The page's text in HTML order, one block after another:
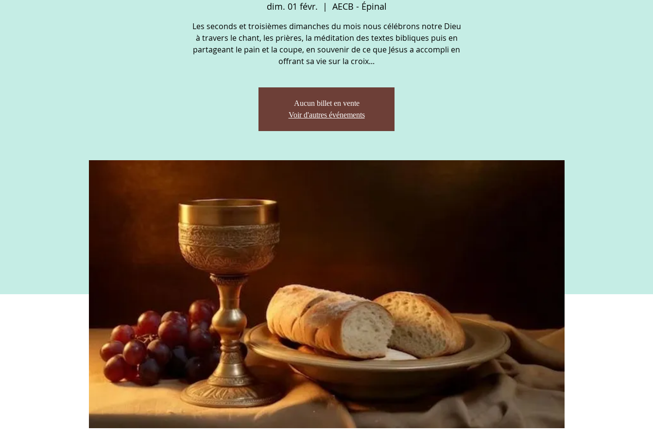
dim. 01 févr.
  |
AECB - Épinal
Les seconds et troisièmes dimanches du mois nous célébrons notre Dieu
à travers le chant, les prières, la méditation des textes bibliques puis en
partageant le pain et la coupe, en souvenir de ce que Jésus a accompli en
offrant sa vie sur la croix...
Aucun billet en vente
Voir d'autres événements